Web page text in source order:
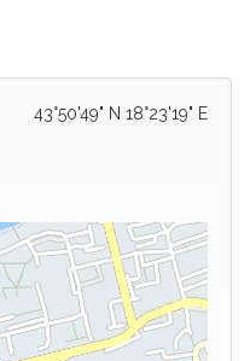
43°50'49" N 18°23'19" E